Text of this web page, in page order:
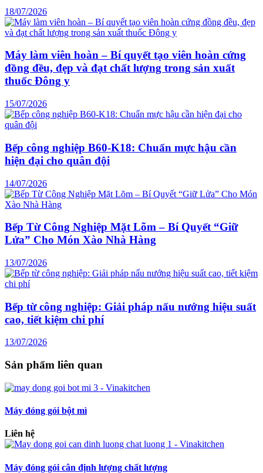
18/07/2026
Máy làm viên hoàn – Bí quyết tạo viên hoàn cứng
đồng đều, đẹp và đạt chất lượng trong sản xuất
thuốc Đông y
15/07/2026
Bếp công nghiệp B60-K18: Chuẩn mực hậu cần
hiện đại cho quân đội
14/07/2026
Bếp Từ Công Nghiệp Mặt Lõm – Bí Quyết “Giữ
Lửa” Cho Món Xào Nhà Hàng
13/07/2026
Bếp từ công nghiệp: Giải pháp nấu nướng hiệu suất
cao, tiết kiệm chi phí
13/07/2026
Sản phẩm liên quan
Máy đóng gói bột mì
Liên hệ
Máy đóng gói cân định lượng chất lượng